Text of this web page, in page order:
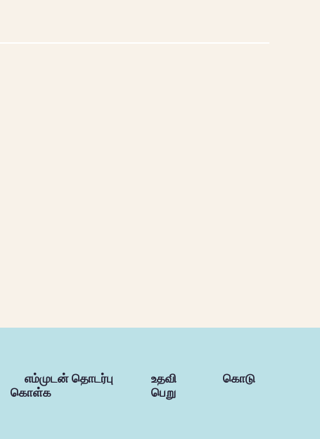
எம்முடன் தொடர்பு
கொள்க
உதவி
பெறு
கொடு